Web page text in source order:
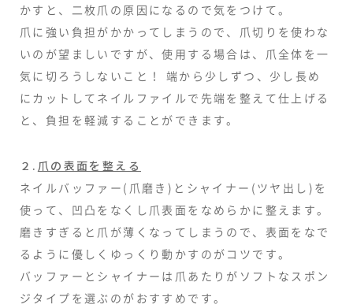
かすと、二枚爪の原因になるので気をつけて。
爪に強い負担がかかってしまうので、爪切りを使わな
いのが望ましいですが、使用する場合は、爪全体を一
気に切ろうしないこと！ 端から少しずつ、少し長め
にカットしてネイルファイルで先端を整えて仕上げる
と、負担を軽減することができます。
２. 爪の表面を整える
ネイルバッファー(爪磨き)とシャイナー(ツヤ出し)を
使って、凹凸をなくし爪表面をなめらかに整えます。
磨きすぎると爪が薄くなってしまうので、表面をなで
るように優しくゆっくり動かすのがコツです。
バッファーとシャイナーは爪あたりがソフトなスポン
ジタイプを選ぶのがおすすめです。